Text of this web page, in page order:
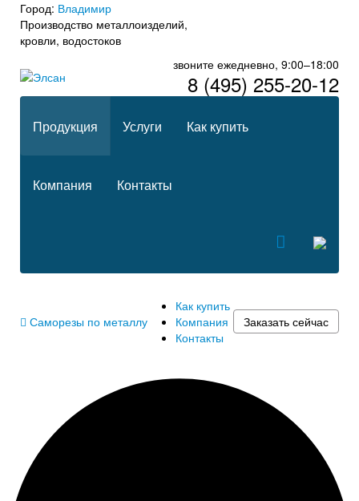
Город: Владимир
Производство металлоизделий,
кровли, водостоков
звоните ежедневно, 9:00–18:00
8 (495) 255-20-12
Продукция Услуги Как купить
Компания Контакты
Саморезы по металлу
Как купить
Компания
Контакты
Заказать сейчас